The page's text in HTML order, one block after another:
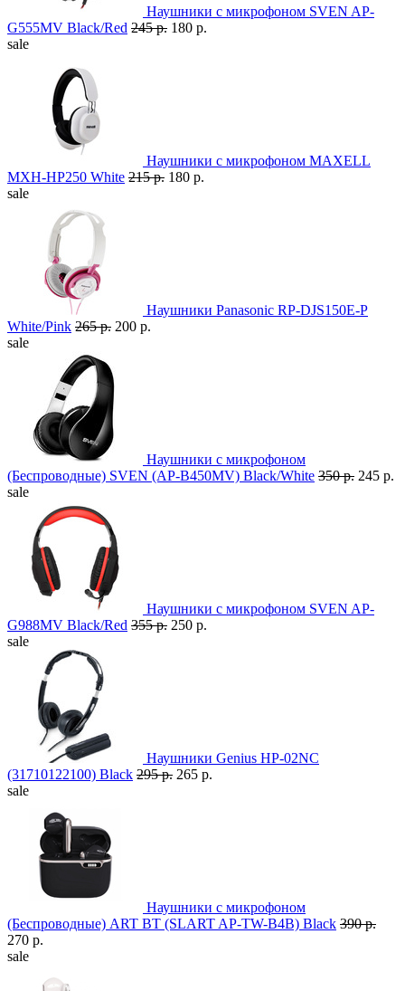
Наушники с микрофоном SVEN AP-
G555MV Black/Red 245 р. 180 р.
sale
Наушники с микрофоном MAXELL
MXH-HP250 White 215 р. 180 р.
sale
Наушники Panasonic RP-DJS150E-P
White/Pink 265 р. 200 р.
sale
Наушники с микрофоном
(Беспроводные) SVEN (AP-B450MV) Black/White 350 р. 245 р.
sale
Наушники с микрофоном SVEN AP-
G988MV Black/Red 355 р. 250 р.
sale
Наушники Genius HP-02NC
(31710122100) Black 295 р. 265 р.
sale
Наушники с микрофоном
(Беспроводные) ART BT (SLART AP-TW-B4B) Black 390 р.
270 р.
sale